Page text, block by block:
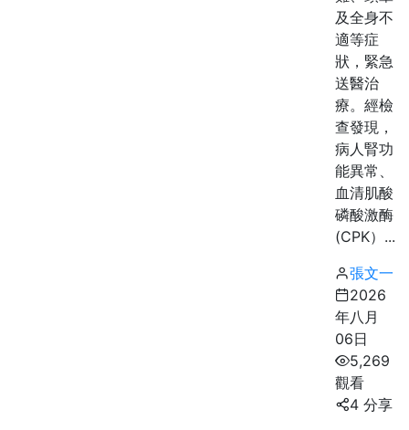
及全身不
適等症
狀，緊急
送醫治
療。經檢
查發現，
病人腎功
能異常、
血清肌酸
磷酸激酶
(CPK）...
張文一
2026
年八月
06日
5,269
觀看
4 分享